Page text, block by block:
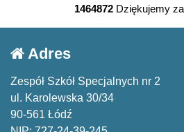
1464872Dziękujemy
Adres
Zespół Szkół Specjalnych nr 2
ul. Karolewska 30/34
90-561 Łódź